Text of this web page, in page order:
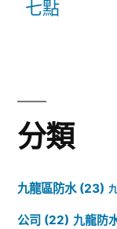
七點
分類
九龍區防水(23)
公司 (22) 九龍防